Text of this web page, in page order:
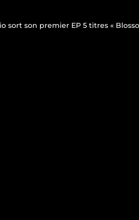
son premier EP 5 titres «